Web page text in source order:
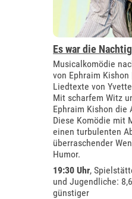
Es war die
Musicalkomödie
von Ephraim
Liedtexte von
Mit scharfem Witz
Ephraim Kishon die
Diese Komödie mit
einen turbulenten
überraschender
Humor.
19:30 Uhr,
und Jugendliche:
günstiger